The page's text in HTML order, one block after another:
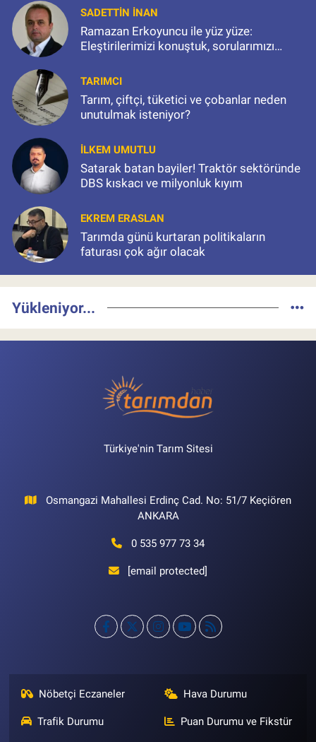
SADETTIN İNAN
Ramazan Erkoyuncu ile yüz yüze:
Eleştirilerimizi konuştuk, sorularımızı
TARIMCI
Tarım, çiftçi, tüketici ve çobanlar neden
unutulmak isteniyor?
İLKEM UMUTLU
Satarak batan bayiler! Traktör sektöründe
DBS kıskacı ve milyonluk kıyım
EKREM ERASLAN
Tarımda günü kurtaran politikaların
faturası çok ağır olacak
Yükleniyor...
Türkiye'nin Tarım Sitesi
Osmangazi Mahallesi Erdinç Cad. No: 51/7 Keçiören
ANKARA
0 535 977 73 34
[email protected]
Nöbetçi Eczaneler Hava Durumu
Trafik Durumu Puan Durumu ve Fikstür